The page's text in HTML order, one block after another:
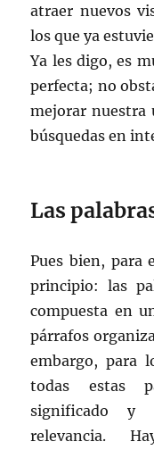
atraer nuevos
los que ya
Ya les digo, es
perfecta; no
mejorar nuestra
búsquedas en
Las
Pues bien, para
principio: las
compuesta en
párrafos
embargo, para
todas estas
significado y
relevancia.